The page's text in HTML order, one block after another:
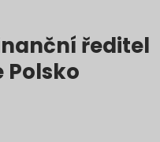
ředitel
Polsko